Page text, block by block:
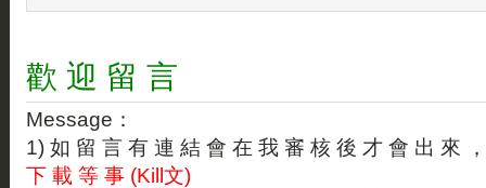
歡 迎 留 言
Message：
1) 如 留 言 有 連 結 會 在 我 審 核 後 才 會 出 來
下 載 等 事 (Kill文)